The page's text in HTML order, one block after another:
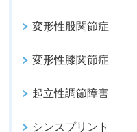
変形性股関節症
変形性膝関節症
起立性調節障害
シンスプリント